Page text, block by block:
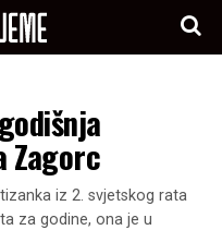
Zagorc
iz 2. svjetskog rata
za godine, ona je u